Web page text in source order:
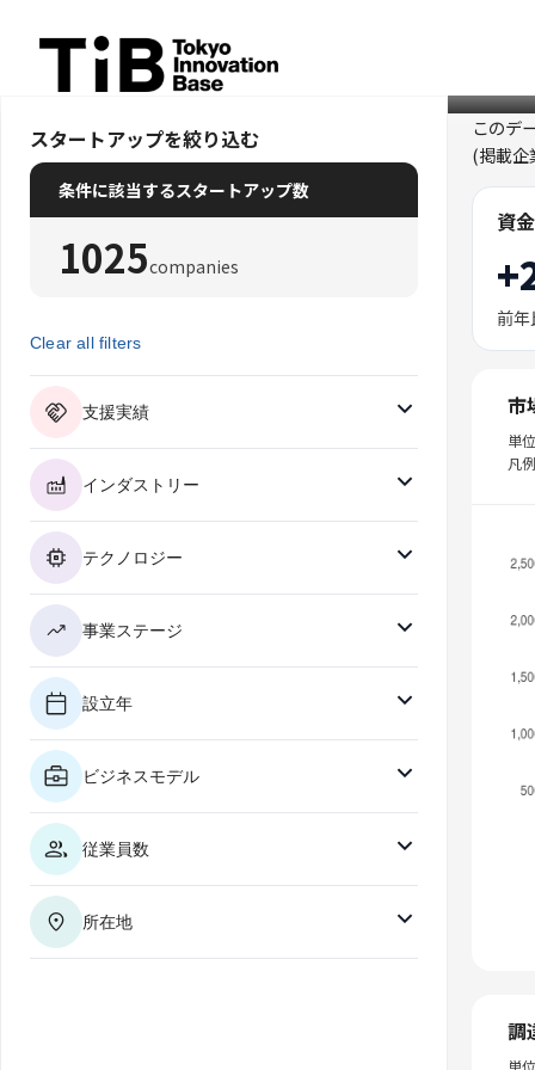
スタートアップを絞り込む
条件に該当するスタートアップ数
1025companies
Clear all filters
支援実績
インダストリー
テクノロジー
事業ステージ
設立年
ビジネスモデル
従業員数
所在地
このデ
(掲載企
資
前
市
単
凡
調
単